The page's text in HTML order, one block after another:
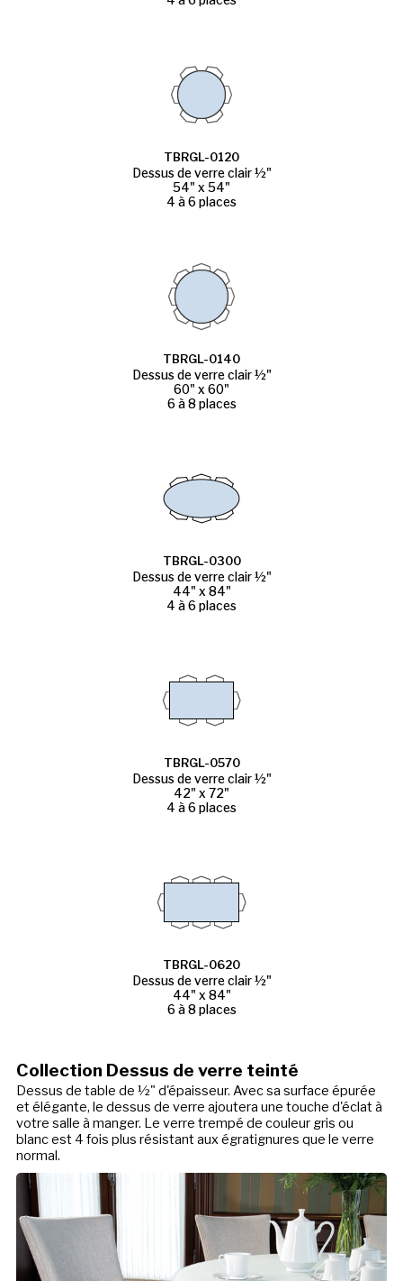
TBRGL-0120
Dessus de verre clair ½"
54" x 54"
4 à 6 places
TBRGL-0140
Dessus de verre clair ½"
60" x 60"
6 à 8 places
TBRGL-0300
Dessus de verre clair ½"
44" x 84"
4 à 6 places
TBRGL-0570
Dessus de verre clair ½"
42" x 72"
4 à 6 places
TBRGL-0620
Dessus de verre clair ½"
44" x 84"
6 à 8 places
Collection Dessus de verre teinté
Dessus de table de ½" d'épaisseur. Avec sa surface épurée
et élégante, le dessus de verre ajoutera une touche d'éclat à
votre salle à manger. Le verre trempé de couleur gris ou
blanc est 4 fois plus résistant aux égratignures que le verre
normal.